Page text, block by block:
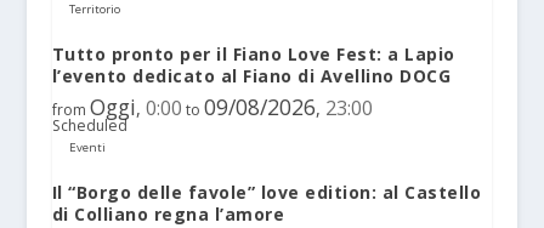
Territorio
Tutto pronto per il Fiano Love Fest: a Lapio
l’evento dedicato al Fiano di Avellino DOCG
from Oggi, 0:00 to 09/08/2026, 23:00
Scheduled
Eventi
Il “Borgo delle favole” love edition: al Castello
di Colliano regna l’amore